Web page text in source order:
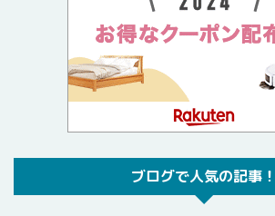
ブログで人気の記事！